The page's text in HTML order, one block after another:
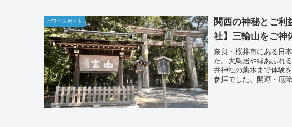
パワースポット
関西の神秘とご利
社】三輪山をご神
奈良・桜井市にある日
た。大鳥居や緑あふれ
井神社の薬水まで体験
参拝でした。開運・厄